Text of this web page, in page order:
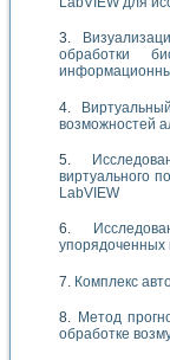
обработки
возможностей
виртуального
LabVIEW
упорядоченных
Комплекс
Метод
обработке